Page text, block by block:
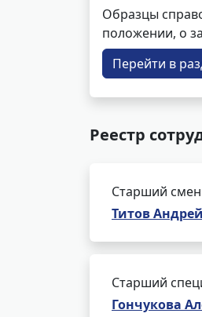
Образцы
положении, о
Перейти в
Реестр
Старший
Титов
Старший
Гончукова